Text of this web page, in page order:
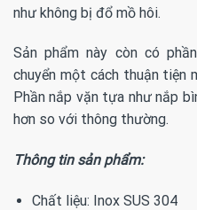
như không bị đổ mồ hôi.
Sản phẩm này còn có
chuyển một cách thuận tiện
Phần nắp vặn tựa như nắp
hơn so với thông thường.
Thông tin sản phẩm:
Chất liệu: Inox SUS 304